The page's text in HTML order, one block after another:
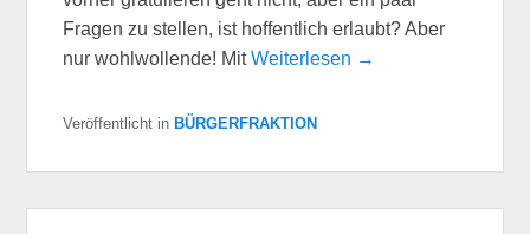
Fragen zu stellen, ist hoffentlich erlaubt? Aber
nur wohlwollende! MitWeiterlesen →
Veröffentlicht in BÜRGERFRAKTION